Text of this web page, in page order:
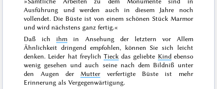
Ausführung und werden auch in diesem Jahre noch
vollendet. Die Büste ist von einem schönen Stück Marmor
und wird nächstens ganz fertig.«
Daß ich ihm in Ansehung der letztern vor Allem
Ähnlichkeit dringend empfohlen, können Sie sich leicht
denken. Leider hat freylich Tieck das geliebte Kindebenso
wenig gesehen und auch seine nach dem Bildniß unter
den Augen der Mutter verfertigte Büste ist mehr
Erinnerung als Vergegenwärtigung.